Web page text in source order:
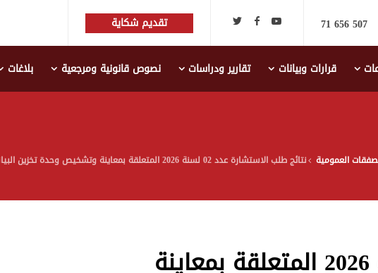
507 656 71 تقديم شكاية
قرارات وبيانات تقارير ودراسات نصوص قانونية ومرجعية بلاغات
العمومية نتائج طلب الاستشارة عدد 02 لسنة 2026 المتعلقة بمعاينة وتشخيص وحدة تخزين البيانات (Baie de stockage) (S20260401791-00)
نتائج طلب الاستشارة عدد 02 لسنة 2026 المتعلقة بمعاينة